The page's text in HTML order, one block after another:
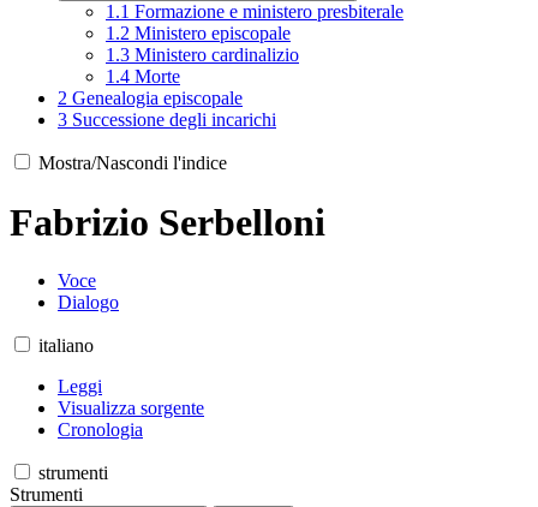
1.1 Formazione e ministero presbiterale
1.2 Ministero episcopale
1.3 Ministero cardinalizio
1.4 Morte
2 Genealogia episcopale
3 Successione degli incarichi
Mostra/Nascondi l'indice
Fabrizio Serbelloni
Voce
Dialogo
italiano
Leggi
Visualizza sorgente
Cronologia
strumenti
Strumenti